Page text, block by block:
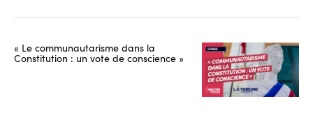
« Le communautarisme dans la
Constitution : un vote de conscience »